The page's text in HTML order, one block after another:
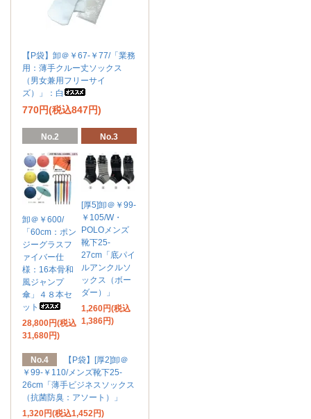
【P袋】卸＠￥67-￥77/「業務
用：薄手クルー丈ソックス
（男女兼用フリーサイ
ズ）」：白
770円(税込847円)
No.2
卸＠￥600/
「60cm：ポン
ジーグラスフ
ァイバー仕
様：16本骨和
風ジャンプ
傘」４８本セ
ット
28,800円(税込
31,680円)
No.3
[厚5]卸＠￥99-
￥105/W・
POLOメンズ
靴下25-
27cm「底パイ
ルアンクルソ
ックス（ボー
ダー）」
1,260円(税込
1,386円)
No.4
【P袋】[厚2]卸＠
￥99-￥110/メンズ靴下25-
26cm「薄手ビジネスソックス
（抗菌防臭：アソート）」
1,320円(税込1,452円)